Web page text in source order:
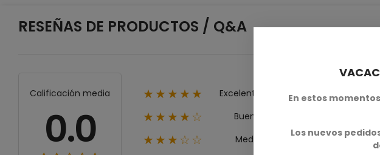
RESEÑAS DE PRODUCTOS / Q&A
Calificación media
0.0
★★★★★ Excelente
★★★★☆ Bueno
★★★☆☆ Medio
En estos
Los nuevos